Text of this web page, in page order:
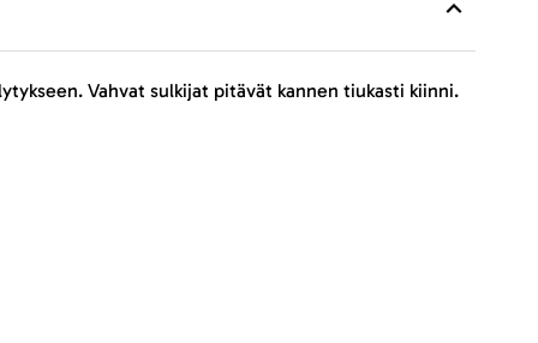
Vahvat sulkijat pitävät kannen tiukasti kiinni.